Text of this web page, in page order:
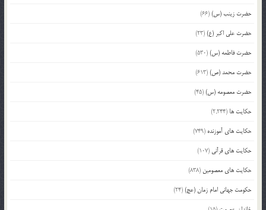
حضرت زینب (س)(66)
حضرت علی اکبر (ع)(23)
حضرت فاطمه (س)(530)
حضرت محمد (ص)(613)
حضرت معصومه (س)(45)
حکایت ها (2,244)
حکایت های آموزنده (749)
حکایت های قرآنی (107)
حکایت های معصومین (838)
حکومت جهانی امام زمان (عج)(24)